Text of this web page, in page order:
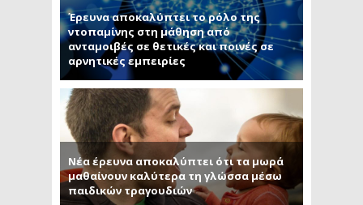
Έρευνα αποκαλύπτει το ρόλο της
ντοπαμίνης στη μάθηση από
ανταμοιβές σε θετικές και ποινές σε
αρνητικές εμπειρίες
Νέα έρευνα αποκαλύπτει ότι τα μωρά
μαθαίνουν καλύτερα τη γλώσσα μέσω
παιδικών τραγουδιών